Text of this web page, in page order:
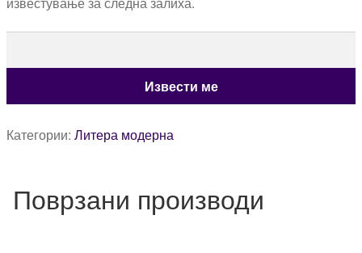
Категории: Литера модерна
Поврзани производи